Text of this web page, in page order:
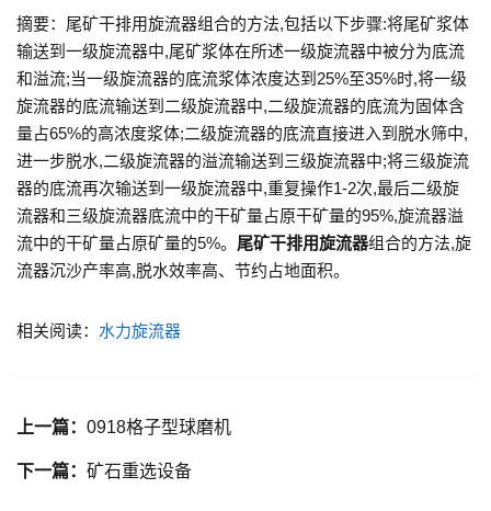
摘要：尾矿干排用旋流器组合的方法,包括以下步骤:将尾矿浆体
输送到一级旋流器中,尾矿浆体在所述一级旋流器中被分为底流
和溢流;当一级旋流器的底流浆体浓度达到25%至35%时,将一级
旋流器的底流输送到二级旋流器中,二级旋流器的底流为固体含
量占65%的高浓度浆体;二级旋流器的底流直接进入到脱水筛中,
进一步脱水,二级旋流器的溢流输送到三级旋流器中;将三级旋流
器的底流再次输送到一级旋流器中,重复操作1‑2次,最后二级旋
流器和三级旋流器底流中的干矿量占原干矿量的95%,旋流器溢
流中的干矿量占原矿量的5%。 尾矿干排用旋流器组合的方法,旋
流器沉沙产率高,脱水效率高、节约占地面积。
相关阅读： 水力旋流器
上一篇： 0918格子型球磨机
下一篇： 矿石重选设备